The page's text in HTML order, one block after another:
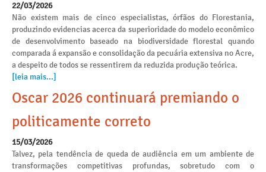
22/03/2026
Não existem mais de cinco especialistas, órfãos do Florestania,
produzindo evidencias acerca da superioridade do modelo econômico
de desenvolvimento baseado na biodiversidade florestal quando
comparada á expansão e consolidação da pecuária extensiva no Acre,
a despeito de todos se ressentirem da reduzida produção teórica.
[leia mais...]
Oscar 2026 continuará premiando o
politicamente correto
15/03/2026
Talvez, pela tendência de queda de audiência em um ambiente de
transformações competitivas profundas, sobretudo com o